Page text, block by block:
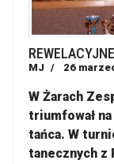
MJ 26
W Żarach
triumfował
tańca. W
tanecznych z